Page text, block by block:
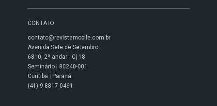
CONTATO
contato@revistamobile.com.br
Avenida Sete de Setembro
6810, 2º andar - Cj 18
Seminário | 80240-001
Curitiba | Paraná
(41) 9 8817 0461